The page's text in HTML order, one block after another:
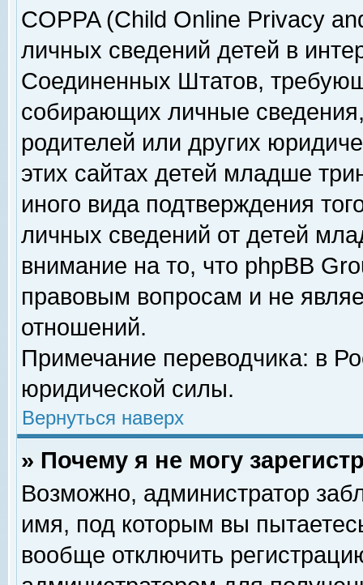
COPPA (Child Online Privacy
личных сведений детей в
Соединенных Штатов,
собирающих личные
родителей или других
этих сайтах детей младше
иного вида подтверждения
личных сведений от детей
внимание на то, что phpBB
правовым вопросам и не
отношений.
Примечание переводчика: в
юридической силы.
Вернуться наверх
» Почему я не могу
Возможно, администратор
имя, под которым вы
вообще отключить